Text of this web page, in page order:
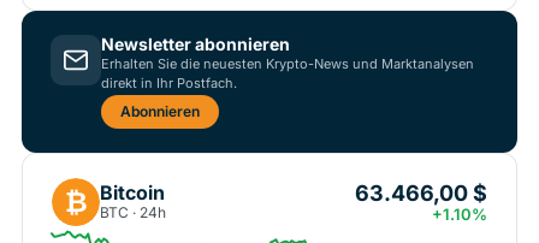
Newsletter abonnieren
Erhalten Sie die neuesten Krypto-News und Marktanalysen
direkt in Ihr Postfach.
Abonnieren
₿ Bitcoin
BTC · 24h
63.466,00 $
+1.10%